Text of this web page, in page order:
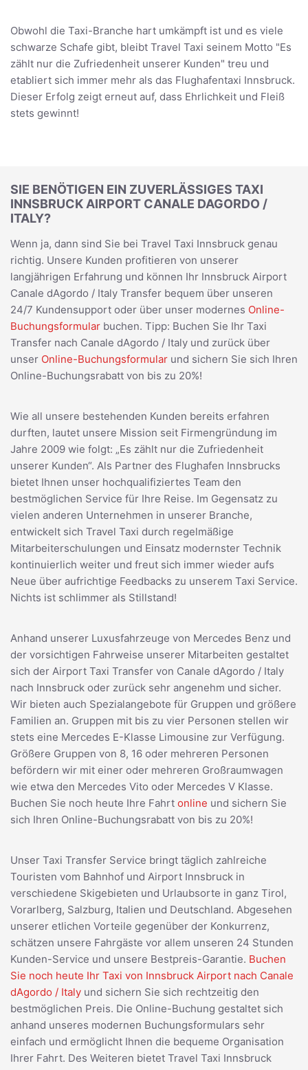
Obwohl die Taxi-Branche hart umkämpft ist und es viele
schwarze Schafe gibt, bleibt Travel Taxi seinem Motto "Es
zählt nur die Zufriedenheit unserer Kunden" treu und
etabliert sich immer mehr als das Flughafentaxi Innsbruck.
Dieser Erfolg zeigt erneut auf, dass Ehrlichkeit und Fleiß
stets gewinnt!
SIE BENÖTIGEN EIN ZUVERLÄSSIGES TAXI
INNSBRUCK AIRPORT CANALE DAGORDO /
ITALY?
Wenn ja, dann sind Sie bei Travel Taxi Innsbruck genau
richtig. Unsere Kunden profitieren von unserer
langjährigen Erfahrung und können Ihr Innsbruck Airport
Canale dAgordo / Italy Transfer bequem über unseren
24/7 Kundensupport oder über unser modernes Online-
Buchungsformular buchen. Tipp: Buchen Sie Ihr Taxi
Transfer nach Canale dAgordo / Italy und zurück über
unser Online-Buchungsformular und sichern Sie sich Ihren
Online-Buchungsrabatt von bis zu 20%!
Wie all unsere bestehenden Kunden bereits erfahren
durften, lautet unsere Mission seit Firmengründung im
Jahre 2009 wie folgt: „Es zählt nur die Zufriedenheit
unserer Kunden“. Als Partner des Flughafen Innsbrucks
bietet Ihnen unser hochqualifiziertes Team den
bestmöglichen Service für Ihre Reise. Im Gegensatz zu
vielen anderen Unternehmen in unserer Branche,
entwickelt sich Travel Taxi durch regelmäßige
Mitarbeiterschulungen und Einsatz modernster Technik
kontinuierlich weiter und freut sich immer wieder aufs
Neue über aufrichtige Feedbacks zu unserem Taxi Service.
Nichts ist schlimmer als Stillstand!
Anhand unserer Luxusfahrzeuge von Mercedes Benz und
der vorsichtigen Fahrweise unserer Mitarbeiten gestaltet
sich der Airport Taxi Transfer von Canale dAgordo / Italy
nach Innsbruck oder zurück sehr angenehm und sicher.
Wir bieten auch Spezialangebote für Gruppen und größere
Familien an. Gruppen mit bis zu vier Personen stellen wir
stets eine Mercedes E-Klasse Limousine zur Verfügung.
Größere Gruppen von 8, 16 oder mehreren Personen
befördern wir mit einer oder mehreren Großraumwagen
wie etwa den Mercedes Vito oder Mercedes V Klasse.
Buchen Sie noch heute Ihre Fahrt online und sichern Sie
sich Ihren Online-Buchungsrabatt von bis zu 20%!
Unser Taxi Transfer Service bringt täglich zahlreiche
Touristen vom Bahnhof und Airport Innsbruck in
verschiedene Skigebieten und Urlaubsorte in ganz Tirol,
Vorarlberg, Salzburg, Italien und Deutschland. Abgesehen
unserer etlichen Vorteile gegenüber der Konkurrenz,
schätzen unsere Fahrgäste vor allem unseren 24 Stunden
Kunden-Service und unsere Bestpreis-Garantie. Buchen
Sie noch heute Ihr Taxi von Innsbruck Airport nach Canale
dAgordo / Italy und sichern Sie sich rechtzeitig den
bestmöglichen Preis. Die Online-Buchung gestaltet sich
anhand unseres modernen Buchungsformulars sehr
einfach und ermöglicht Ihnen die bequeme Organisation
Ihrer Fahrt. Des Weiteren bietet Travel Taxi Innsbruck